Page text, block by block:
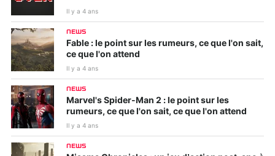
Il y a 4 ans
NEWS
Fable : le point sur les rumeurs, ce que l'on sait,
ce que l'on attend
Il y a 4 ans
NEWS
Marvel's Spider-Man 2 : le point sur les
rumeurs, ce que l'on sait, ce que l'on attend
Il y a 4 ans
NEWS